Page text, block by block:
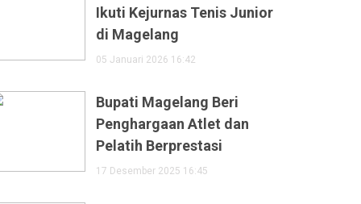
Ikuti Kejurnas Tenis Junior
di Magelang
05 Januari 2026 16:42
Bupati Magelang Beri
Penghargaan Atlet dan
Pelatih Berprestasi
17 Desember 2025 16:45